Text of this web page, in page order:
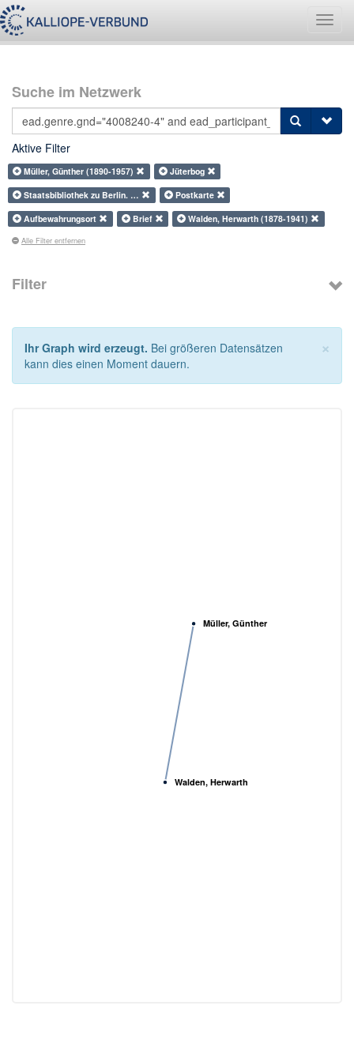
Suche im Netzwerk
Aktive Filter
Müller, Günther (1890-1957)
Jüterbog
Staatsbibliothek zu Berlin. …
Postkarte
Aufbewahrungsort
Brief Walden, Herwarth (1878-1941)
Alle Filter entfernen
Filter
×
Ihr Graph wird erzeugt. Bei größeren Datensätzen
kann dies einen Moment dauern.
Müller, Günther
Walden, Herwarth